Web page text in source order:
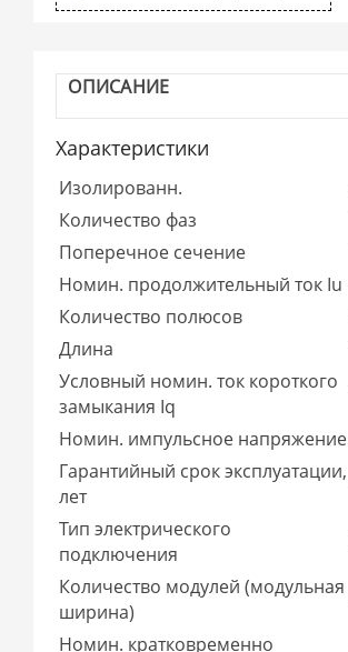
ОПИСАНИЕ
Характеристики
Изолированн.
Количество фаз
Поперечное сечение
Номин. продолжительный ток Iu
Количество полюсов
Длина
Условный номин. ток короткого
замыкания Iq
Номин. импульсное напряжение
Гарантийный срок эксплуатации,
лет
Тип электрического
подключения
Количество модулей (модульная
ширина)
Номин. кратковременно